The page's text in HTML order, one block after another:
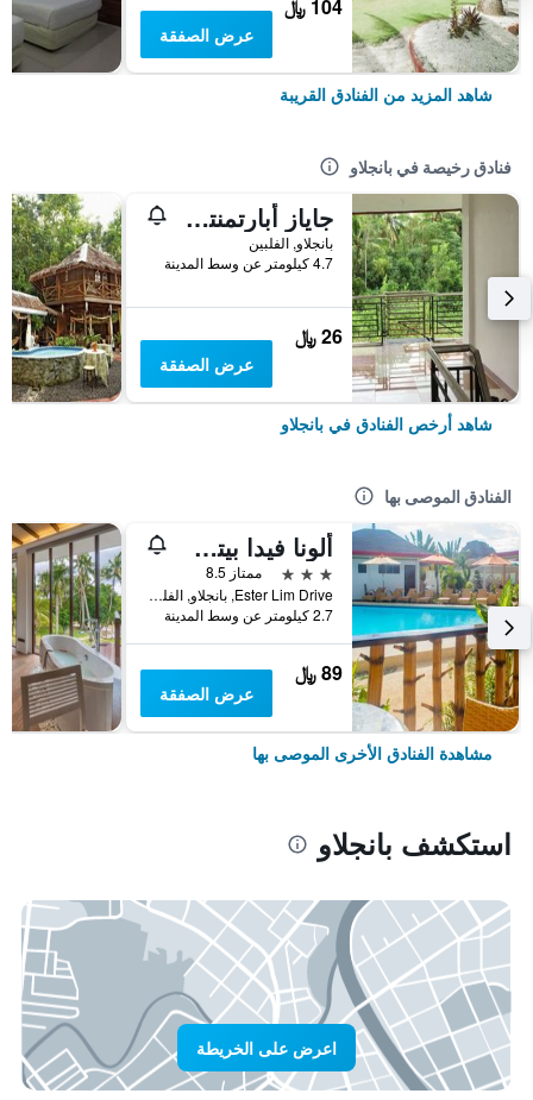
104 ﷼
عرض الصفقة
شاهد المزيد من الفنادق القريبة
فنادق رخيصة في بانجلاو
جاياز أبارتمنتس - هوستل
بانجلاو, الفلبين
4.7 كيلومتر عن وسط المدينة
26 ﷼
عرض الصفقة
شاهد أرخص الفنادق في بانجلاو
الفنادق الموصى بها
ألونا فيدا بيتش هيل
3 نجوم
ممتاز 8.5
Ester Lim Drive, بانجلاو, الفلبين
2.7 كيلومتر عن وسط المدينة
89 ﷼
عرض الصفقة
مشاهدة الفنادق الأخرى الموصى بها
استكشف بانجلاو
اعرض على الخريطة